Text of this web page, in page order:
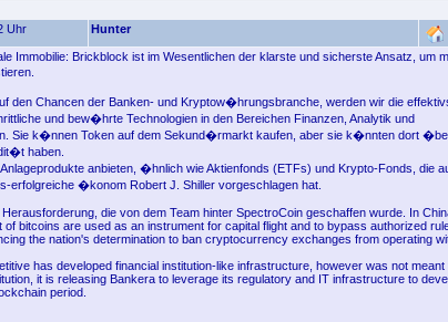
Uhr Hunter
Immobilie: Brickblock ist im Wesentlichen der klarste und sicherste Ansatz, um
den Chancen der Banken- und Kryptow�hrungsbranche, werden wir die
und bew�hrte Technologien in den Bereichen Finanzen, Analytik und
Sie k�nnen Token auf dem Sekund�rmarkt kaufen, aber sie k�nnten dort
haben.
anbieten, �hnlich wie Aktienfonds (ETFs) und Krypto-Fonds, die
erfolgreiche �konom Robert J. Shiller vorgeschlagen hat.
die von dem Team hinter SpectroCoin geschaffen wurde. In
of bitcoins are used as an instrument for capital flight and to bypass authorized
the nation's determination to ban cryptocurrency exchanges from operating
has developed financial institution-like infrastructure, however was not meant
it is releasing Bankera to leverage its regulatory and IT infrastructure to
period.